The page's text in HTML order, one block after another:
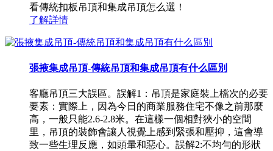
看傳統扣板吊頂和集成吊頂怎么選！
了解詳情
張掖集成吊頂-傳統吊頂和集成吊頂有什么區別
客廳吊頂三大誤區。誤解1：吊頂是家庭裝上檔次的必要
要素：實際上，因為今日的商業服務住宅不像之前那麼
高，一般只能2.6-2.8米。在這樣一個相對狹小的空間
里，吊頂的裝飾會讓人視覺上感到緊張和壓抑，這會導
致一些生理反應，如頭暈和惡心。誤解2:不均勻的形狀